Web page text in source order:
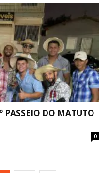
PASSEIO DO MATUTO
0